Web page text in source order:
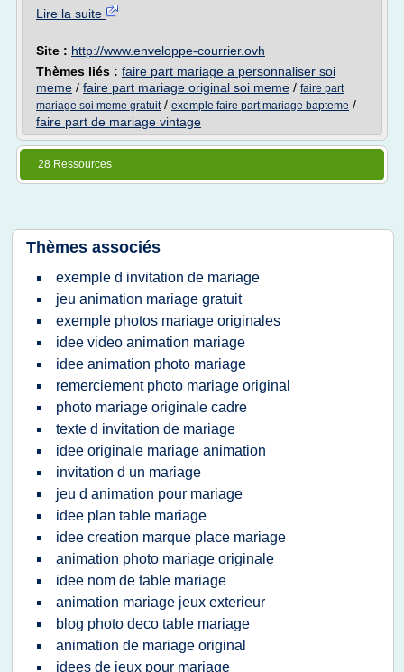
Lire la suite
Site : http://www.enveloppe-courrier.ovh
Thèmes liés : faire part mariage a personnaliser soi
meme / faire part mariage original soi meme / faire part
mariage soi meme gratuit/ exemple faire part mariage bapteme /
faire part de mariage vintage
28 Ressources
Thèmes associés
exemple d invitation de mariage
jeu animation mariage gratuit
exemple photos mariage originales
idee video animation mariage
idee animation photo mariage
remerciement photo mariage original
photo mariage originale cadre
texte d invitation de mariage
idee originale mariage animation
invitation d un mariage
jeu d animation pour mariage
idee plan table mariage
idee creation marque place mariage
animation photo mariage originale
idee nom de table mariage
animation mariage jeux exterieur
blog photo deco table mariage
animation de mariage original
idees de jeux pour mariage